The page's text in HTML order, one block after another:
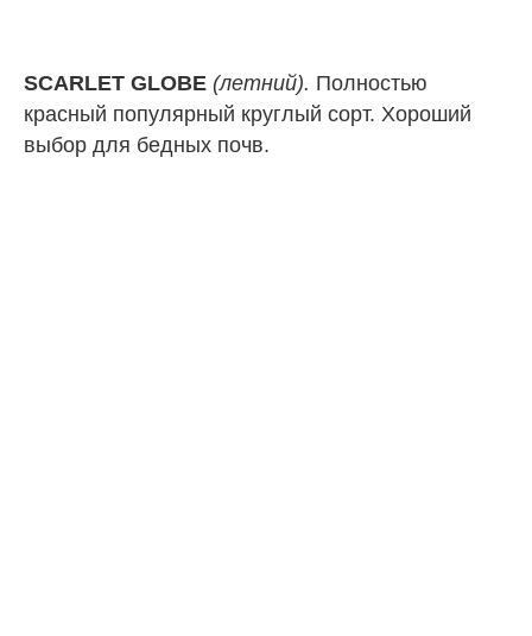
SCARLET GLOBE (летний). Полностью
красный популярный круглый сорт. Хороший
выбор для бедных почв.